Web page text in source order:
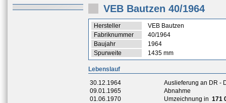
VEB Bautzen 40/1964
Hersteller
VEB Bautzen
Fabriknummer
40/1964
Baujahr
1964
Spurweite
1435 mm
Lebenslauf
30.12.1964
Auslieferung an DR -
09.01.1965
Abnahme
01.06.1970
Umzeichnung in 171